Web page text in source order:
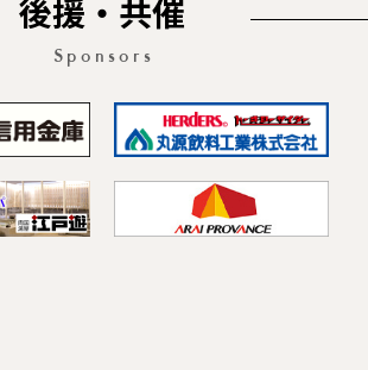
後援・共催
Sponsors